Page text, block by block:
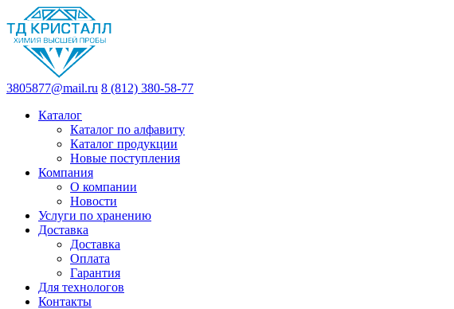
3805877@mail.ru 8 (812) 380-58-77
Каталог
Каталог по алфавиту
Каталог продукции
Новые поступления
Компания
О компании
Новости
Услуги по хранению
Доставка
Доставка
Оплата
Гарантия
Для технологов
Контакты